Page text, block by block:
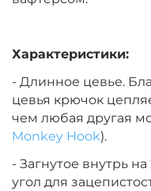
Характеристики:
- Длинное цевье.
цевья крючок
чем любая другая
Monkey Hook).
- Загнутое внутрь
угол для